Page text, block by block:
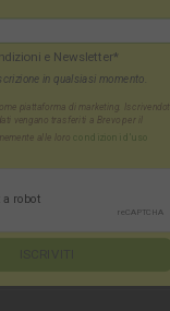
e Newsletter*
in qualsiasi momento.
piattaforma di marketing. Iscrivendoti
vengano trasferiti a Brevo per il
alle loro condizioni d'uso